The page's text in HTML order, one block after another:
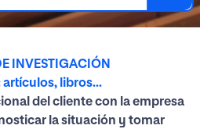
INVESTIGACIÓN
libros...
del cliente con la empresa
la situación y tomar